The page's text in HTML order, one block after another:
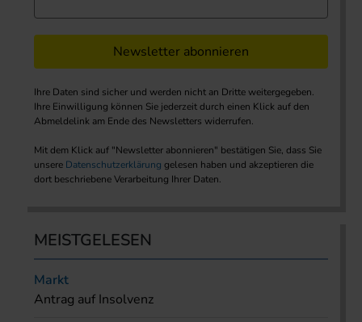
Newsletter abonnieren
Ihre Daten sind sicher und werden nicht an Dritte weitergegeben.
Ihre Einwilligung können Sie jederzeit durch einen Klick auf den
Abmeldelink am Ende des Newsletters widerrufen.
Mit dem Klick auf "Newsletter abonnieren" bestätigen Sie, dass Sie
unsere Datenschutzerklärung gelesen haben und akzeptieren die
dort beschriebene Verarbeitung Ihrer Daten.
MEISTGELESEN
Markt
Antrag auf Insolvenz